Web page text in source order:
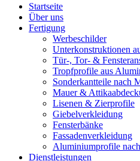
Startseite
Über uns
Fertigung
Werbeschilder
Unterkonstruktionen
Tür-, Tor- &
Tropfprofile aus
Sonderkantteile nach
Mauer &
Lisenen & Zierprofile
Giebelverkleidung
Fensterbänke
Fassadenverkleidung
Aluminiumprofile
Dienstleistungen